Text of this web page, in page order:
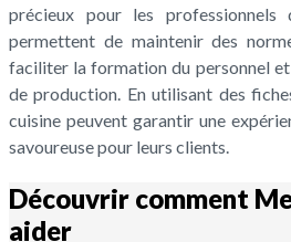
précieux pour les professionnels
permettent de maintenir des
faciliter la formation du personnel
de production. En utilisant des
cuisine peuvent garantir une
savoureuse pour leurs clients.
Découvrir comment
aider